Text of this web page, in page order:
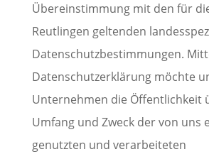
Übereinstimmung mit den für
Reutlingen geltenden
Datenschutzbestimmungen.
Datenschutzerklärung möchte
Unternehmen die Öffentlichkeit
Umfang und Zweck der von uns
genutzten und verarbeiteten